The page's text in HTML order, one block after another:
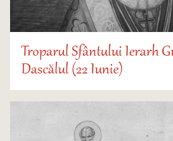
Troparul Sfântului Ierarh
Dascălul (22 Iunie)